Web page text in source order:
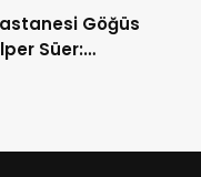
Göğüs
Süer: